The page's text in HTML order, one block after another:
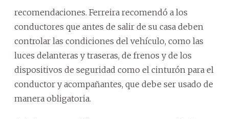
recomendaciones. Ferreira recomendó a los
conductores que antes de salir de su casa deben
controlar las condiciones del vehículo, como las
luces delanteras y traseras, de frenos y de los
dispositivos de seguridad como el cinturón para el
conductor y acompañantes, que debe ser usado de
manera obligatoria.